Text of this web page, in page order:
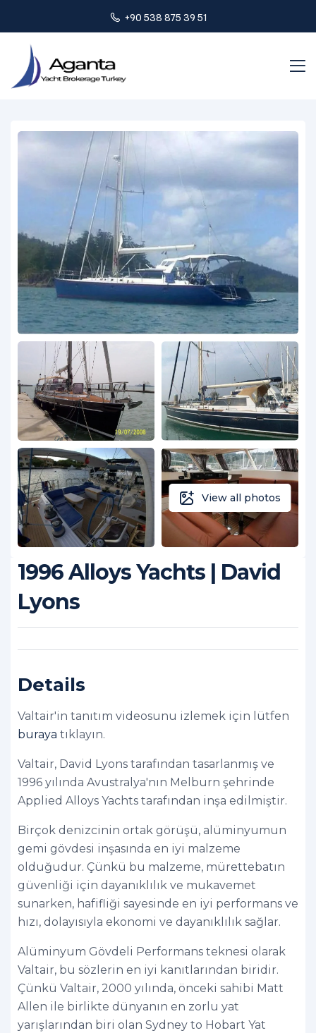
+90 538 875 39 51
View all photos
1996 Alloys Yachts | David
Lyons
Details
Valtair'in tanıtım videosunu izlemek için lütfen
buraya tıklayın.
Valtair, David Lyons tarafından tasarlanmış ve
1996 yılında Avustralya'nın Melburn şehrinde
Applied Alloys Yachts tarafından inşa edilmiştir.
Birçok denizcinin ortak görüşü, alüminyumun
gemi gövdesi inşasında en iyi malzeme
olduğudur. Çünkü bu malzeme, mürettebatın
güvenliği için dayanıklılık ve mukavemet
sunarken, hafifliği sayesinde en iyi performans ve
hızı, dolayısıyla ekonomi ve dayanıklılık sağlar.
Alüminyum Gövdeli Performans teknesi olarak
Valtair, bu sözlerin en iyi kanıtlarından biridir.
Çünkü Valtair, 2000 yılında, önceki sahibi Matt
Allen ile birlikte dünyanın en zorlu yat
yarışlarından biri olan Sydney to Hobart Yat